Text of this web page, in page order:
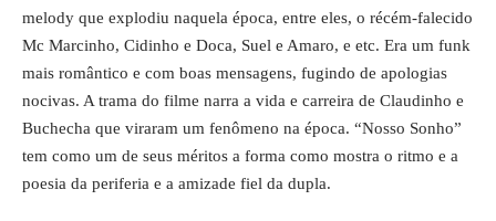
melody que explodiu naquela época, entre eles, o récém-falecido
Mc Marcinho, Cidinho e Doca, Suel e Amaro, e etc. Era um funk
mais romântico e com boas mensagens, fugindo de apologias
nocivas. A trama do filme narra a vida e carreira de Claudinho e
Buchecha que viraram um fenômeno na época. “Nosso Sonho”
tem como um de seus méritos a forma como mostra o ritmo e a
poesia da periferia e a amizade fiel da dupla.